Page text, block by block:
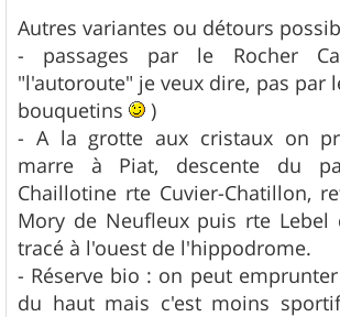
Autres variantes ou détours
- passages par le Rocher
"l'autoroute" je veux dire, pas par
bouquetins
)
- A la grotte aux cristaux on
marre à Piat, descente du
Chaillotine rte Cuvier-Chatillon,
Mory de Neufleux puis rte
tracé à l'ouest de l'hippodrome.
- Réserve bio : on peut
du haut mais c'est moins